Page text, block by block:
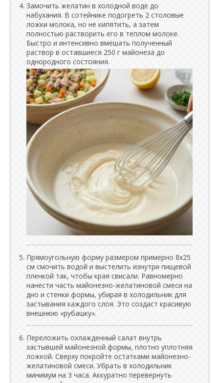
Замочить желатин в холодной воде до
набухания. В сотейнике подогреть 2 столовые
ложки молока, но не кипятить, а затем
полностью растворить его в теплом молоке.
Быстро и интенсивно вмешать полученный
раствор в оставшиеся 250 г майонеза до
однородного состояния.
Прямоугольную форму размером примерно 8x25
см смочить водой и выстелить изнутри пищевой
пленкой так, чтобы края свисали. Равномерно
нанести часть майонезно-желатиновой смеси на
дно и стенки формы, убирая в холодильник для
застывания каждого слоя. Это создаст красивую
внешнюю «рубашку».
Переложить охлажденный салат внутрь
застывшей майонезной формы, плотно уплотняя
ложкой. Сверху покройте остатками майонезно-
желатиновой смеси. Убрать в холодильник
минимум на 3 часа. Аккуратно перевернуть